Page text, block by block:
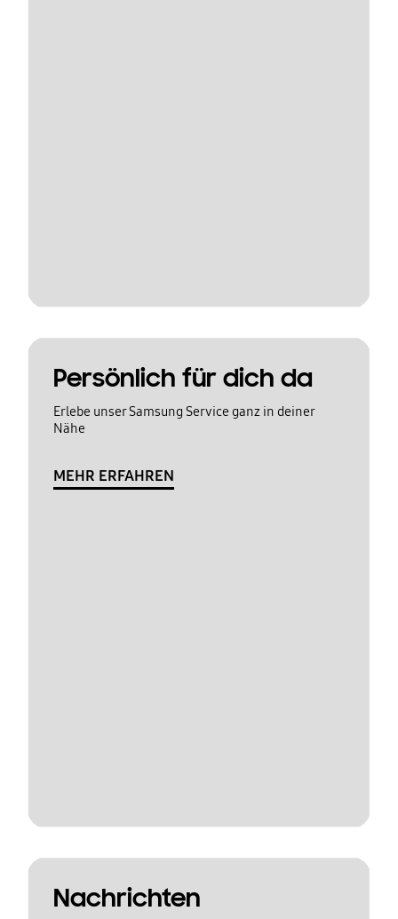
Persönlich für dich da
Erlebe unser Samsung Service ganz in deiner
Nähe
MEHR ERFAHREN
Nachrichten